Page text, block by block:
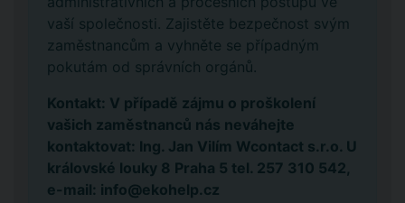
vaší společnosti. Zajistěte bezpečnost svým
zaměstnancům a vyhněte se případným
pokutám od správních orgánů.
Kontakt: V případě zájmu o proškolení
vašich zaměstnanců nás neváhejte
kontaktovat: Ing. Jan Vilím Wcontact s.r.o. U
královské louky 8 Praha 5 tel. 257 310 542,
e-mail: info@ekohelp.cz